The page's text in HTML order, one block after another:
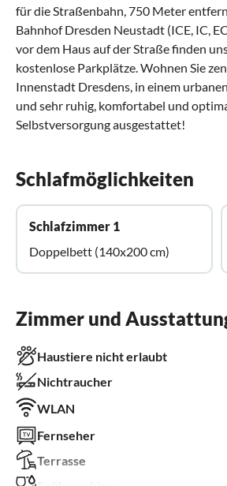
für die Straßenbahn, 750 Meter
Bahnhof Dresden Neustadt (ICE, IC,
vor dem Haus auf der Straße finden
kostenlose Parkplätze. Wohnen Sie
Innenstadt Dresdens, in einem
und sehr ruhig, komfortabel und
Selbstversorgung ausgestattet!
Schlafmöglichkeiten
Schlafzimmer 1
Doppelbett (140x200 cm)
Zimmer und
Haustiere nicht erlaubt
Nichtraucher
WLAN
Fernseher
Terrasse